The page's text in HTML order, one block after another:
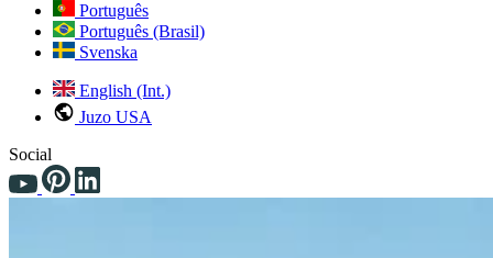
Português
Português (Brasil)
Svenska
English (Int.)
Juzo USA
Social